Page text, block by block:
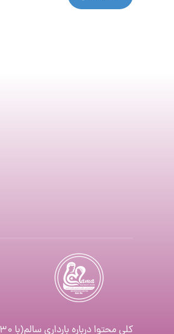
کلی محتوا درباره بارداری سالم(با ۳۰ سال تجربه مامایی)